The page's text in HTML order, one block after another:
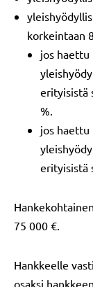
korkeintaan
jos haettu
erityisistä
%.
jos haettu
erityisistä
75 000 €.
Hankkeelle
osaksi